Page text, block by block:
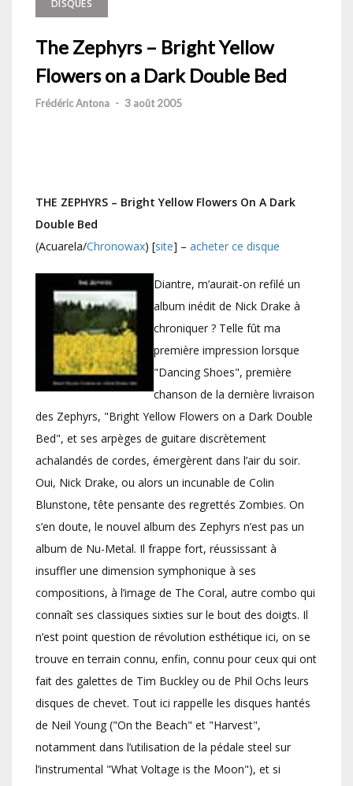
DISQUES
The Zephyrs – Bright Yellow
Flowers on a Dark Double Bed
Frédéric Antona - 3 août 2005
THE ZEPHYRS – Bright Yellow Flowers On A Dark
Double Bed
(Acuarela/Chronowax) [site] – acheter ce disque
Diantre, m’aurait-on refilé un
album inédit de Nick Drake à
chroniquer ? Telle fût ma
première impression lorsque
"Dancing Shoes", première
chanson de la dernière livraison
des Zephyrs, "Bright Yellow Flowers on a Dark Double
Bed", et ses arpèges de guitare discrètement
achalandés de cordes, émergèrent dans l’air du soir.
Oui, Nick Drake, ou alors un incunable de Colin
Blunstone, tête pensante des regrettés Zombies. On
s’en doute, le nouvel album des Zephyrs n’est pas un
album de Nu-Metal. Il frappe fort, réussissant à
insuffler une dimension symphonique à ses
compositions, à l’image de The Coral, autre combo qui
connaît ses classiques sixties sur le bout des doigts. Il
n’est point question de révolution esthétique ici, on se
trouve en terrain connu, enfin, connu pour ceux qui ont
fait des galettes de Tim Buckley ou de Phil Ochs leurs
disques de chevet. Tout ici rappelle les disques hantés
de Neil Young ("On the Beach" et "Harvest",
notamment dans l’utilisation de la pédale steel sur
l’instrumental "What Voltage is the Moon"), et si